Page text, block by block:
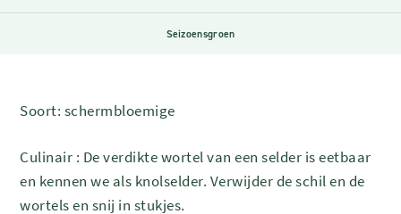
Seizoensgroen
Soort: schermbloemige
Culinair : De verdikte wortel van een selder is eetbaar
en kennen we als knolselder. Verwijder de schil en de
wortels en snij in stukjes.